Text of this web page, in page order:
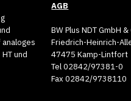
von PlasmaMade
HT und
AGB
BW Plus NDT GmbH &
Friedrich-Heinrich-
47475 Kamp-Lintfort
Tel 02842/97381-0
Fax 02842/9738110